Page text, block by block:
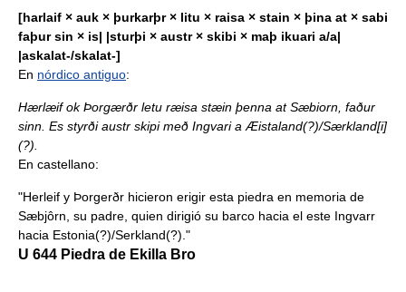
[harlaif × auk × þurkarþr × litu × raisa × stain × þina at × sabi
faþur sin × is| |sturþi × austr × skibi × maþ ikuari a/a|
|askalat-/skalat-]
En nórdico antiguo:
Hærlæif ok Þorgærðr letu ræisa stæin þenna at Sæbiorn, faður
sinn. Es styrði austr skipi með Ingvari a Æistaland(?)/Særkland[i]
(?).
En castellano:
"Herleif y Þorgerðr hicieron erigir esta piedra en memoria de
Sæbjôrn, su padre, quien dirigió su barco hacia el este Ingvarr
hacia Estonia(?)/Serkland(?)."
U 644 Piedra de Ekilla Bro